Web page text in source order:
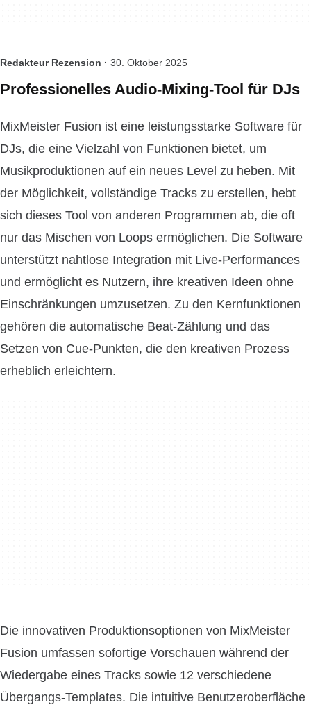
Redakteur Rezension · 30. Oktober 2025
Professionelles Audio-Mixing-Tool für DJs
MixMeister Fusion ist eine leistungsstarke Software für
DJs, die eine Vielzahl von Funktionen bietet, um
Musikproduktionen auf ein neues Level zu heben. Mit
der Möglichkeit, vollständige Tracks zu erstellen, hebt
sich dieses Tool von anderen Programmen ab, die oft
nur das Mischen von Loops ermöglichen. Die Software
unterstützt nahtlose Integration mit Live-Performances
und ermöglicht es Nutzern, ihre kreativen Ideen ohne
Einschränkungen umzusetzen. Zu den Kernfunktionen
gehören die automatische Beat-Zählung und das
Setzen von Cue-Punkten, die den kreativen Prozess
erheblich erleichtern.
Die innovativen Produktionsoptionen von MixMeister
Fusion umfassen sofortige Vorschauen während der
Wiedergabe eines Tracks sowie 12 verschiedene
Übergangs-Templates. Die intuitive Benutzeroberfläche